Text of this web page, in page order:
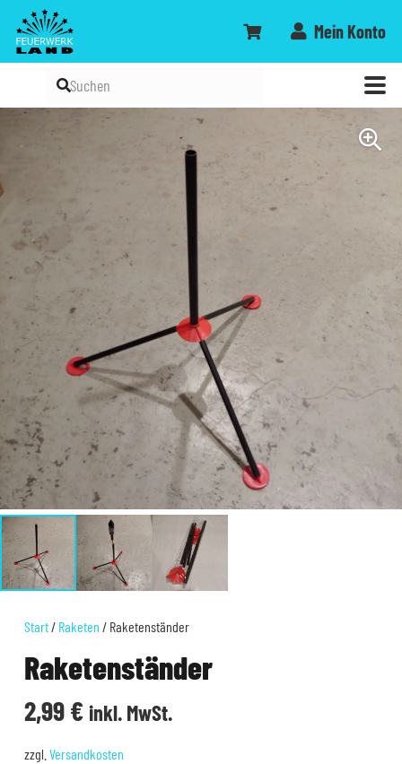
Mein Konto
Start / Raketen / Raketenständer
Raketenständer
2,99€ inkl. MwSt.
zzgl. Versandkosten